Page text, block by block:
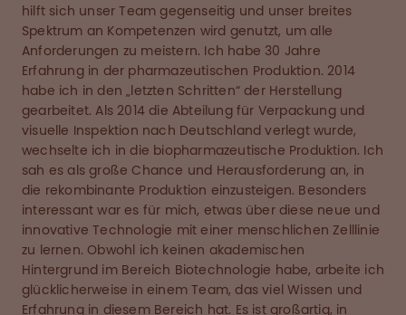
hilft sich unser Team gegenseitig und unser breites
Spektrum an Kompetenzen wird genutzt, um alle
Anforderungen zu meistern. Ich habe 30 Jahre
Erfahrung in der pharmazeutischen Produktion. 2014
habe ich in den „letzten Schritten“ der Herstellung
gearbeitet. Als 2014 die Abteilung für Verpackung und
visuelle Inspektion nach Deutschland verlegt wurde,
wechselte ich in die biopharmazeutische Produktion. Ich
sah es als große Chance und Herausforderung an, in
die rekombinante Produktion einzusteigen. Besonders
interessant war es für mich, etwas über diese neue und
innovative Technologie mit einer menschlichen Zelllinie
zu lernen. Obwohl ich keinen akademischen
Hintergrund im Bereich Biotechnologie habe, arbeite ich
glücklicherweise in einem Team, das viel Wissen und
Erfahrung in diesem Bereich hat. Es ist großartig, in